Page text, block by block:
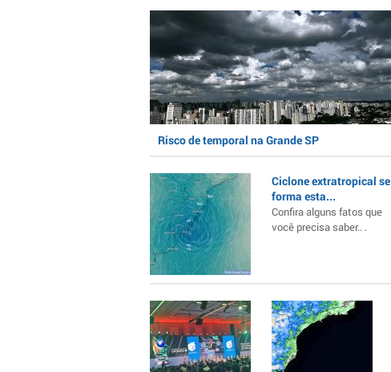
Risco de temporal na Grande SP
Ciclone extratropical se
forma esta...
Confira alguns fatos que
você precisa saber.. .